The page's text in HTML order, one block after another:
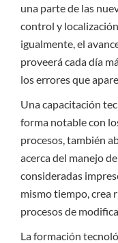
una parte de las
control y
igualmente, el
proveerá cada día
los errores que
Una capacitación
forma notable con
procesos, también
acerca del manejo
consideradas
mismo tiempo, crea
procesos de
La formación